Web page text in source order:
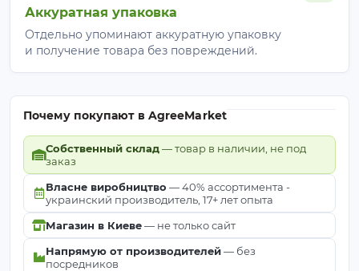
Аккуратная упаковка
Отдельно упоминают аккуратную упаковку
и получение товара без повреждений.
Почему покупают в AgreeMarket
Собственный склад— товар в наличии, не под
заказ
Власне виробництво — 40% ассортимента -
украинский производитель, 17+ лет опыта
Магазин в Киеве— не только сайт
Напрямую от производителей— без
посредников